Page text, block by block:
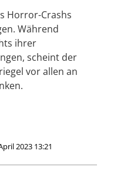
Horror-Crashs
Während
ihrer
scheint der
vor allen an
2023 13:21